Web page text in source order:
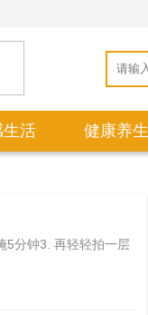
生活 健康养生
5分钟3. 再轻轻拍一层